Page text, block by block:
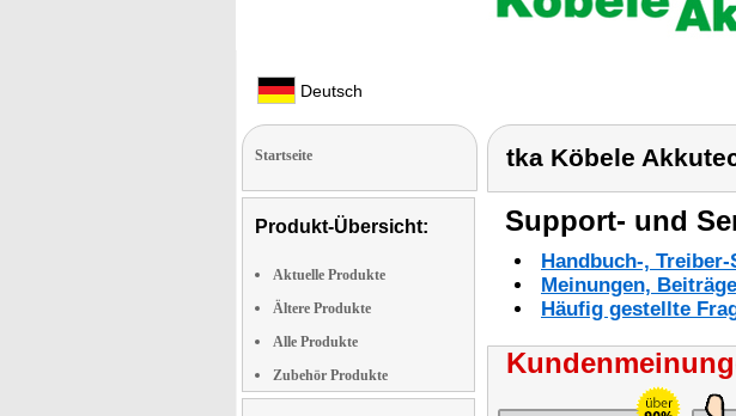
Deutsch
Startseite
Produkt-Übersicht:
Aktuelle Produkte
Ältere Produkte
Alle Produkte
Zubehör Produkte
tka Köbele
Support- und
Handbuch-,
Meinungen,
Häufig gestellte